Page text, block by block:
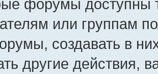
форумы доступны
или группам
создавать в
другие действия,